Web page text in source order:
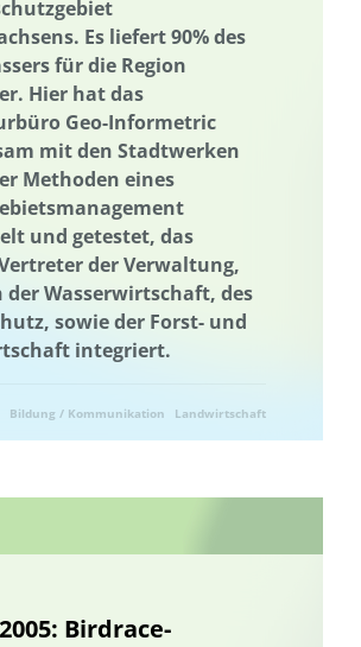
Es liefert 90% des
für die Region
Hier hat das
Geo-Informetric
mit den Stadtwerken
Methoden eines
und getestet, das
der Verwaltung,
der Wasserwirtschaft, des
sowie der Forst- und
integriert.
Bildung / Kommunikation Landwirtschaft
Birdrace-